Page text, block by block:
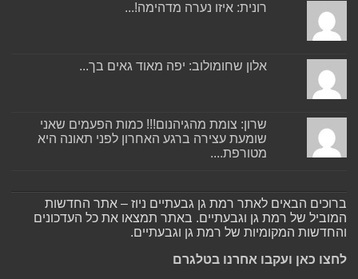
רונית: איזו נערה מדהימה!...
אלון שחומולוב: יפה מאוד גאים בך...
שרון: צומת מהגיהנום!!! כמות הפעמים שאני
שומעת עצירה ברגע האחרון לפני תאונה היא
מטורפת....
ברוכים הבאים לאתר רמת גן גבעתיים ניוז – אתר החדשות
המוביל של רמת גן וגבעתיים. באתר תמצאו את כל העדכונים
והחדשות המקומיות של רמת גן וגבעתיים.
לחצו כאן ועקבו אחרנו בטלגרם